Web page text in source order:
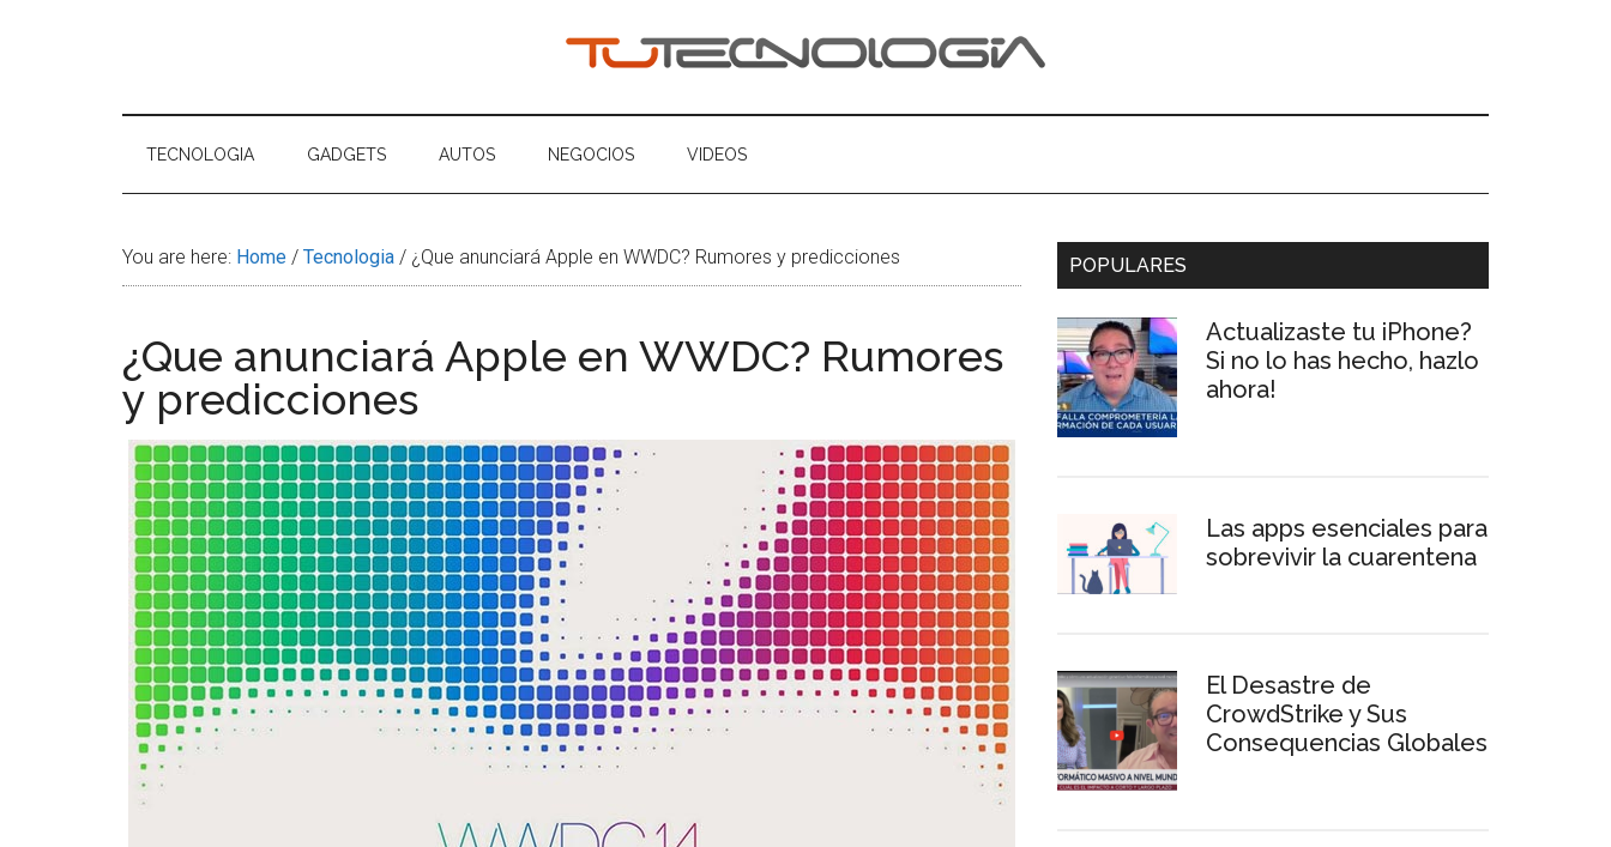
Tu
Tecnologia
TECNOLOGIA GADGETS AUTOS NEGOCIOS VIDEOS
You are here: Home / Tecnologia / ¿Que anunciará Apple en WWDC? Rumores y predicciones
¿Que anunciará Apple en WWDC? Rumores
y predicciones
Primary
POPULARES
Actualizaste tu iPhone?
Si no lo has hecho, hazlo
ahora!
Las apps esenciales para
sobrevivir la cuarentena
El Desastre de
CrowdStrike y Sus
Consequencias Globales